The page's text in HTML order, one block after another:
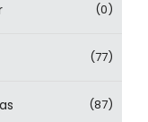
(0)
(77)
(87)